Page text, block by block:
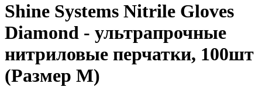
Shine Systems Nitrile Gloves
Diamond - ультрапрочные
нитриловые перчатки, 100шт
(Размер M)